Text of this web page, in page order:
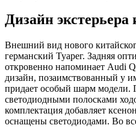
Дизайн экстерьера
Внешний вид нового
германский Туарег. Задняя
откровенно напоминает Audi
дизайн, позаимствованный у
придает особый шарм модели.
светодиодными полосками
комплектация добавляет
оснащены светодиодами. Во